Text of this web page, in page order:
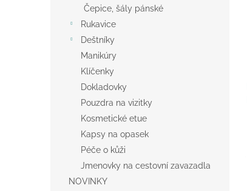
Čepice, šály pánské
Rukavice
Deštníky
Manikúry
Klíčenky
Dokladovky
Pouzdra na vizitky
Kosmetické etue
Kapsy na opasek
Péče o kůži
Jmenovky na cestovní zavazadla
NOVINKY